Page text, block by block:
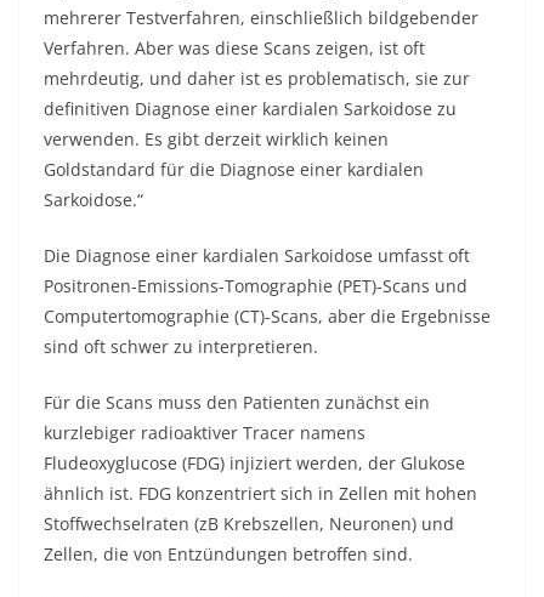
mehrerer Testverfahren, einschließlich bildgebender
Verfahren. Aber was diese Scans zeigen, ist oft
mehrdeutig, und daher ist es problematisch, sie zur
definitiven Diagnose einer kardialen Sarkoidose zu
verwenden. Es gibt derzeit wirklich keinen
Goldstandard für die Diagnose einer kardialen
Sarkoidose.“
Die Diagnose einer kardialen Sarkoidose umfasst oft
Positronen-Emissions-Tomographie (PET)-Scans und
Computertomographie (CT)-Scans, aber die Ergebnisse
sind oft schwer zu interpretieren.
Für die Scans muss den Patienten zunächst ein
kurzlebiger radioaktiver Tracer namens
Fludeoxyglucose (FDG) injiziert werden, der Glukose
ähnlich ist. FDG konzentriert sich in Zellen mit hohen
Stoffwechselraten (zB Krebszellen, Neuronen) und
Zellen, die von Entzündungen betroffen sind.